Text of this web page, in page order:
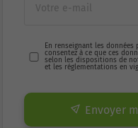
En renseignant les données
consentez à ce que ces
selon les dispositions de
et les réglementations en
Envoyer